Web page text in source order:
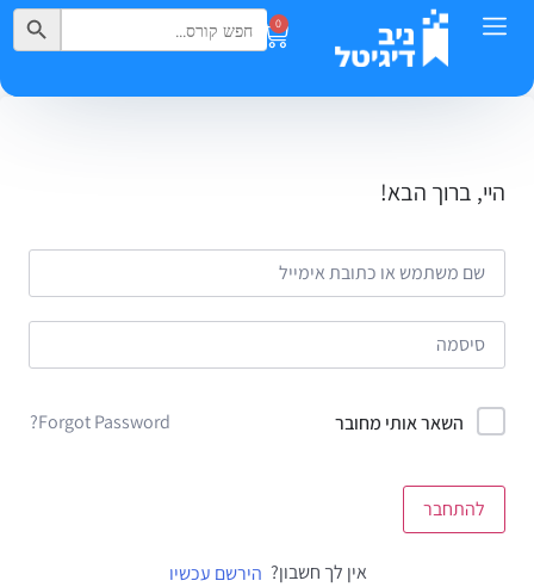
0
Search
for:
Search Button
היי, ברוך הבא!
השאר אותי מחובר Forgot Password?
להתחבר
אין לך חשבון? הירשם עכשיו